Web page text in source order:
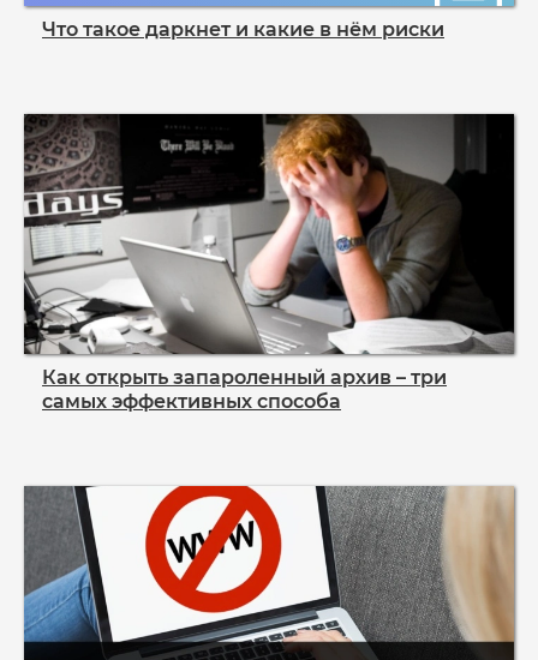
Что такое даркнет и какие в нём риски
Как открыть запароленный архив – три
самых эффективных способа